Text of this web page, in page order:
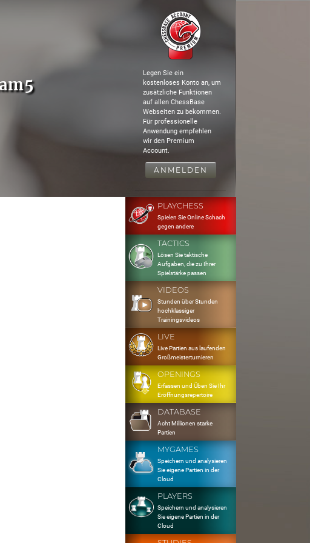
Legen Sie ein
kostenloses Konto an, um
zusätzliche Funktionen
auf allen ChessBase
Webseiten zu bekommen.
Für professionelle
Anwendung empfehlen
wir den Premium
Account.
ANMELDEN
PLAYCHESS
Spielen Sie Online Schach
gegen andere
TACTICS
Lösen Sie taktische
Aufgaben, die zu Ihrer
Spielstärke passen
VIDEOS
Stunden über Stunden
hochklassiger
Trainingsvideos
LIVE
Live Partien aus laufenden
Großmeisterturnieren
OPENINGS
Erfassen und Üben Sie Ihr
Eröffnungsrepertoire
DATABASE
Acht Millionen starke
Partien
MYGAMES
Speichern und analysieren
Sie eigene Partien in der
Cloud
PLAYERS
Speichern und analysieren
Sie eigene Partien in der
Cloud